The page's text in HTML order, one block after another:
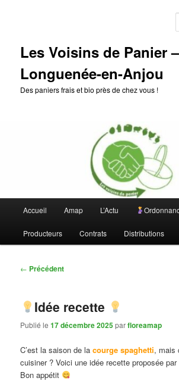
Les Voisins de Panier
Longuenée-en-Anjou
Des paniers frais et bio près de chez vous !
principal
Accueil Amap L’Actu
Producteurs Contrats Distributions
Navigation
← Précédent
Idée recette
Publié le17 décembre 2025parfloreamap
C’est la saison de lacourge spaghetti, mais
cuisiner ? Voici une idée recette proposée
Bon appétit